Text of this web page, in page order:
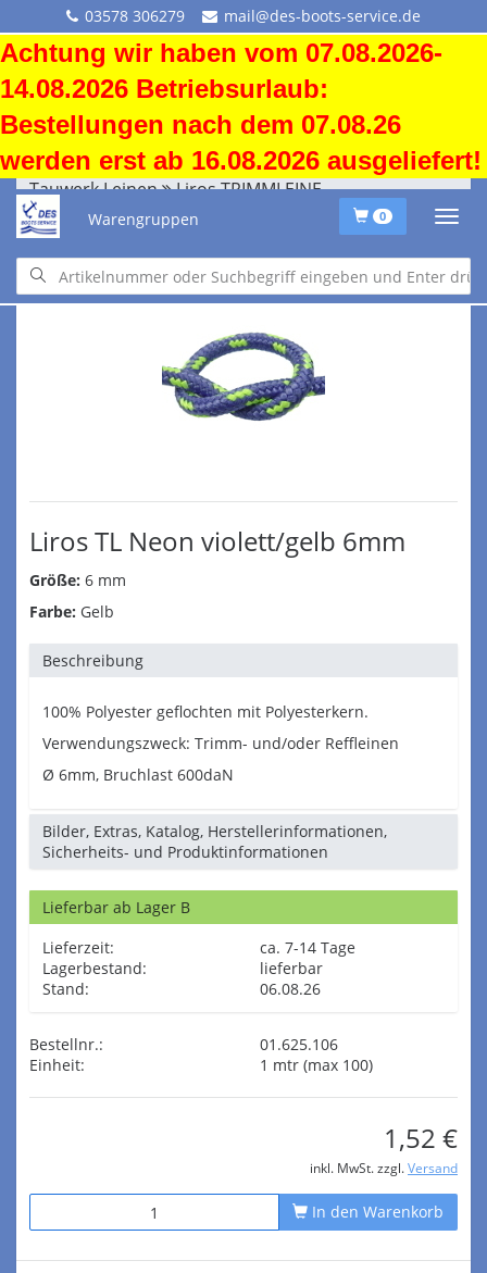
03578 306279 mail@des-boots-service.de
Achtung wir haben vom 07.08.2026-
14.08.2026 Betriebsurlaub:
Bestellungen nach dem 07.08.26
werden erst ab 16.08.2026 ausgeliefert!
Warengruppen 0
Tauwerk Leinen Liros TRIMMLEINE
Tauwerk Leinen Liros TRIMMLEINE
Liros TL Neon violett/gelb 6mm
Größe: 6 mm
Farbe: Gelb
Beschreibung
100% Polyester geflochten mit Polyesterkern.
Verwendungszweck: Trimm- und/oder Reffleinen
Ø 6mm, Bruchlast 600daN
Bilder, Extras, Katalog, Herstellerinformationen,
Sicherheits- und Produktinformationen
Lieferbar ab Lager B
Lieferzeit:
ca. 7-14 Tage
Lagerbestand:
lieferbar
Stand:
06.08.26
Bestellnr.:
01.625.106
Einheit:
1 mtr (max 100)
1,52 €
inkl. MwSt. zzgl. Versand
In den Warenkorb